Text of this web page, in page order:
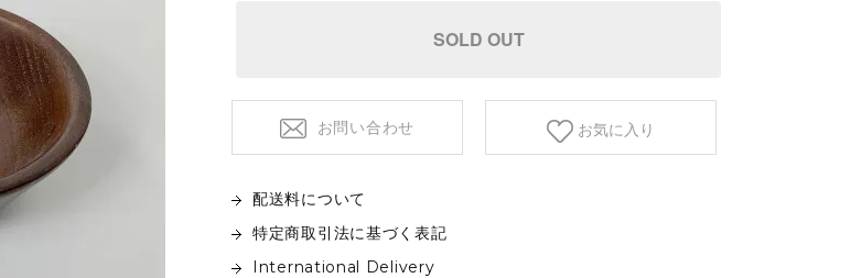
植物
SOLD OUT
お問い合わせ お気に入り
配送料について
特定商取引法に基づく表記
International Delivery